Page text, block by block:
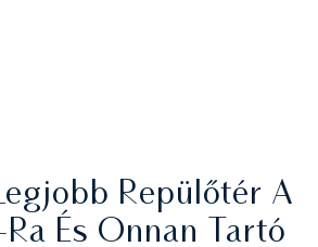
Repülőtér A
És Onnan Tartó